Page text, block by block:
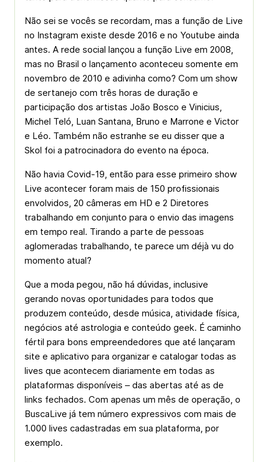
Não sei se vocês se recordam, mas a função de Live
no Instagram existe desde 2016 e no Youtube ainda
antes. A rede social lançou a função Live em 2008,
mas no Brasil o lançamento aconteceu somente em
novembro de 2010 e adivinha como? Com um show
de sertanejo com três horas de duração e
participação dos artistas João Bosco e Vinicius,
Michel Teló, Luan Santana, Bruno e Marrone e Victor
e Léo. Também não estranhe se eu disser que a
Skol foi a patrocinadora do evento na época.
Não havia Covid-19, então para esse primeiro show
Live acontecer foram mais de 150 profissionais
envolvidos, 20 câmeras em HD e 2 Diretores
trabalhando em conjunto para o envio das imagens
em tempo real. Tirando a parte de pessoas
aglomeradas trabalhando, te parece um déjà vu do
momento atual?
Que a moda pegou, não há dúvidas, inclusive
gerando novas oportunidades para todos que
produzem conteúdo, desde música, atividade física,
negócios até astrologia e conteúdo geek. É caminho
fértil para bons empreendedores que até lançaram
site e aplicativo para organizar e catalogar todas as
lives que acontecem diariamente em todas as
plataformas disponíveis – das abertas até as de
links fechados. Com apenas um mês de operação, o
BuscaLive já tem número expressivos com mais de
1.000 lives cadastradas em sua plataforma, por
exemplo.